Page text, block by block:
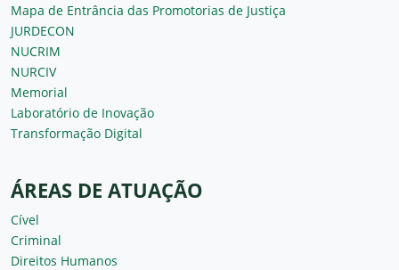
Mapa de Entrância das Promotorias de Justiça
JURDECON
NUCRIM
NURCIV
Memorial
Laboratório de Inovação
Transformação Digital
ÁREAS DE ATUAÇÃO
Cível
Criminal
Direitos Humanos